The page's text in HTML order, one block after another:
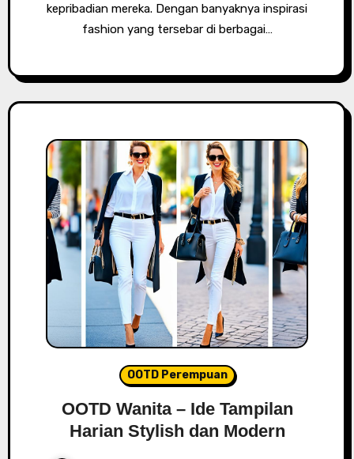
kepribadian mereka. Dengan banyaknya inspirasi
fashion yang tersebar di berbagai…
OOTD Perempuan
OOTD Wanita – Ide Tampilan
Harian Stylish dan Modern